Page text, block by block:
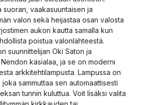
suoran, vaakasuuntaisen ja
valon sekä heijastaa osan valosta
aukon kautta samalla kun
poistua valonlähteestä.
suunnittelijan Oki Saton ja
käsialaa, ja se on moderni
arkkitehtilampusta. Lampussa on
sammuttaa sen automaattisesti
tunnin kuluttua. Voit lisäksi valita